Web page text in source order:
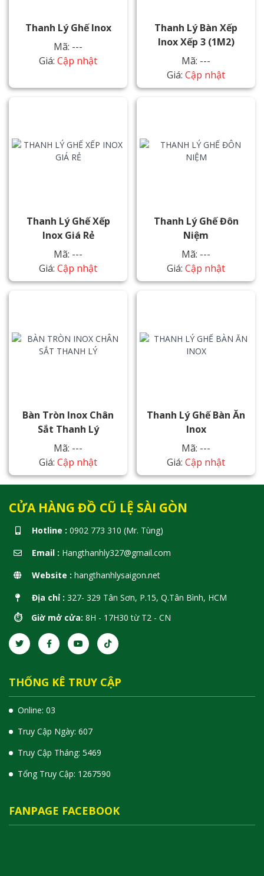
Thanh Lý Ghế Inox
Mã: ---
Giá: Cập nhật
Thanh Lý Bàn Xếp
Inox Xếp 3 (1M2)
Mã: ---
Giá: Cập nhật
Thanh Lý Ghế Xếp
Inox Giá Rẻ
Mã: ---
Giá: Cập nhật
Thanh Lý Ghế Đôn
Niệm
Mã: ---
Giá: Cập nhật
Bàn Tròn Inox Chân
Sắt Thanh Lý
Mã: ---
Giá: Cập nhật
Thanh Lý Ghế Bàn Ăn
Inox
Mã: ---
Giá: Cập nhật
CỬA HÀNG ĐỒ CŨ LỆ SÀI GÒN
Hotline : 0902 773 310 (Mr. Tùng)
Email : Hangthanhly327@gmail.com
Website : hangthanhlysaigon.net
Địa chỉ : 327- 329 Tân Sơn, P.15, Q.Tân Bình, HCM
⏱️ Giờ mở cửa: 8H - 17H30 từ T2 - CN
THỐNG KÊ TRUY CẬP
Online: 03
Truy Cập Ngày: 607
Truy Cập Tháng: 5469
Tổng Truy Cập: 1 267590
FANPAGE FACEBOOK